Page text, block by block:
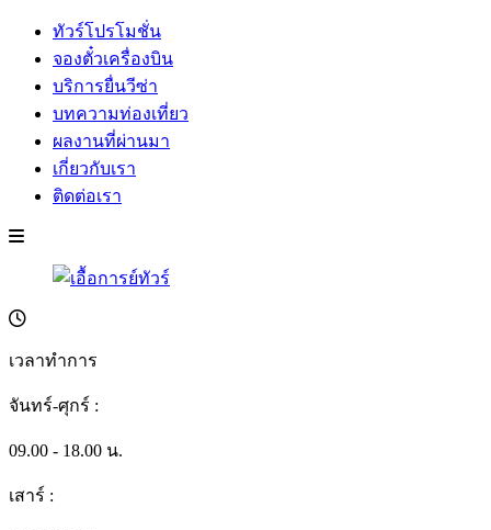
ทัวร์โปรโมชั่น
จองตั๋วเครื่องบิน
บริการยื่นวีซ่า
บทความท่องเที่ยว
ผลงานที่ผ่านมา
เกี่ยวกับเรา
ติดต่อเรา
เวลาทำการ
จันทร์-ศุกร์ :
09.00 - 18.00 น.
เสาร์ :